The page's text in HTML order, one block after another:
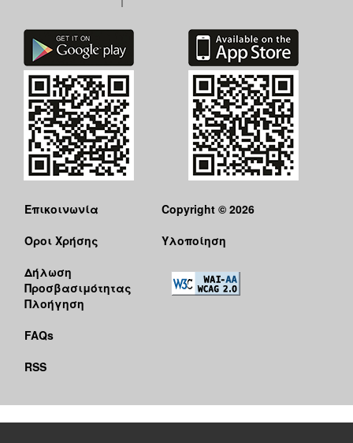
Επικοινωνία
Όροι Χρήσης
Δήλωση
Προσβασιμότητας
Πλοήγηση
FAQs
RSS
Copyright © 2026
Υλοποίηση